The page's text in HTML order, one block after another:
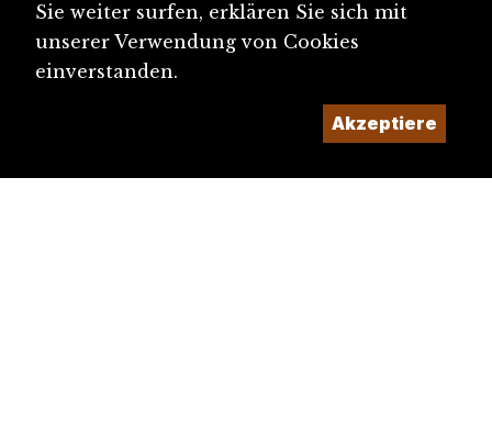
Sie weiter surfen, erklären Sie sich mit
unserer Verwendung von Cookies
einverstanden.
Akzeptiere